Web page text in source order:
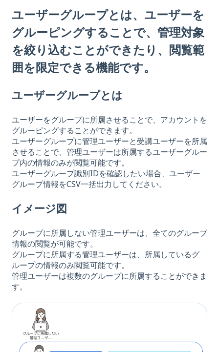
ユーザーグループとは、ユーザーを
グルーピングすることで、管理対象
を絞り込むことができたり、閲覧範
囲を限定できる機能です。
ユーザーグループとは
ユーザーをグループに所属させることで、アカウントを
グルーピングすることができます。
ユーザーグループに管理ユーザーと受講ユーザーを所属
させることで、管理ユーザーは所属するユーザーグルー
プ内の情報のみが閲覧可能です。
ユーザーグループ識別IDを確認したい場合、ユーザー
グループ情報をCSV一括出力してください。
イメージ図
グループに所属しない管理ユーザーは、全てのグループ
情報の閲覧が可能です。
グループに所属する管理ユーザーは、所属しているグ
ループの情報のみ閲覧可能です。
管理ユーザーは複数のグループに所属することができま
す。